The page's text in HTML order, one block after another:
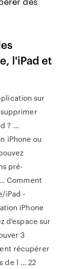
l'iPad et
sur
? ...
iPhone ou
pré-
Comment
iPad -
iPhone
d'espace sur
3
récupérer
de l ... 22